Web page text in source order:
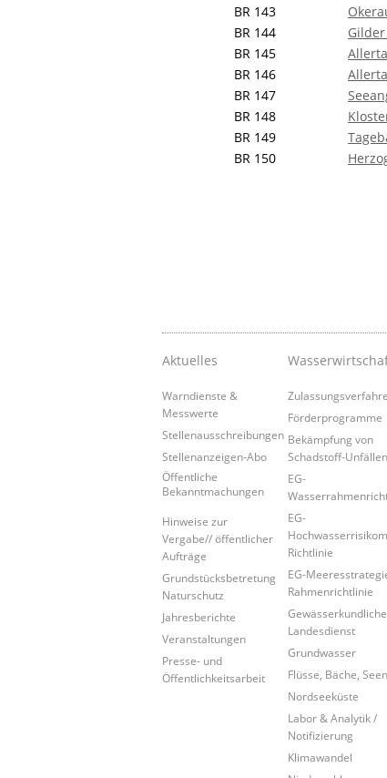
BR 143
BR 144
BR 145
BR 146
BR 147
BR 148
BR 149
BR 150
Aktuelles
Warndienste &
Messwerte
Stellenausschreibungen
Stellenanzeigen-Abo
Öffentliche
Bekanntmachungen
Hinweise zur
Vergabe// öffentlicher
Aufträge
Grundstücksbetretung
Naturschutz
Jahresberichte
Veranstaltungen
Presse- und
Öffentlichkeitsarbeit
Förderprogramme
Bekämpfung von
Schadstoff-Unfällen
EG-
EG-
Richtlinie
EG-
Rahmenrichtlinie
Landesdienst
Grundwasser
Flüsse, Bäche, Seen
Nordseeküste
Labor & Analytik /
Notifizierung
Klimawandel